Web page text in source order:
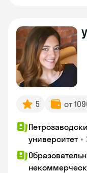
5 от
университет •